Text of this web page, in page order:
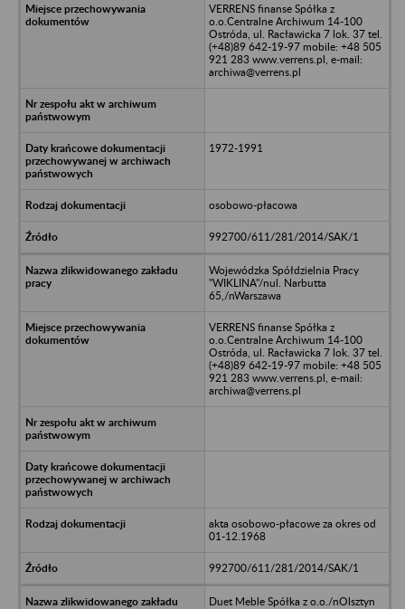
VERRENS finanse Spółka z
o.o.Centralne Archiwum 14-100
Ostróda, ul. Racławicka 7 lok. 37 tel.
(+48)89 642-19-97 mobile: +48 505
921 283 www.verrens.pl, e-mail:
archiwa@verrens.pl
1972-1991
osobowo-płacowa
992700/611/281/2014/SAK/1
Wojewódzka Spółdzielnia Pracy
"WIKLINA"/nul. Narbutta
65,/nWarszawa
VERRENS finanse Spółka z
o.o.Centralne Archiwum 14-100
Ostróda, ul. Racławicka 7 lok. 37 tel.
(+48)89 642-19-97 mobile: +48 505
921 283 www.verrens.pl, e-mail:
archiwa@verrens.pl
akta osobowo-płacowe za okres od
01-12.1968
992700/611/281/2014/SAK/1
Duet Meble Spółka z o.o./nOlsztyn